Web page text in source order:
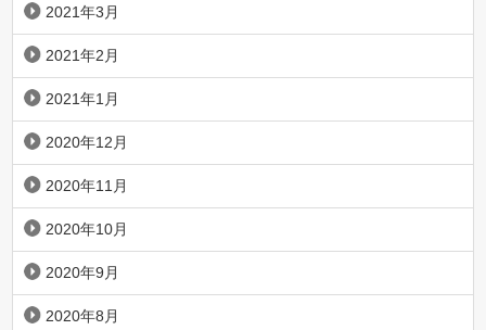
2021年3月
2021年2月
2021年1月
2020年12月
2020年11月
2020年10月
2020年9月
2020年8月